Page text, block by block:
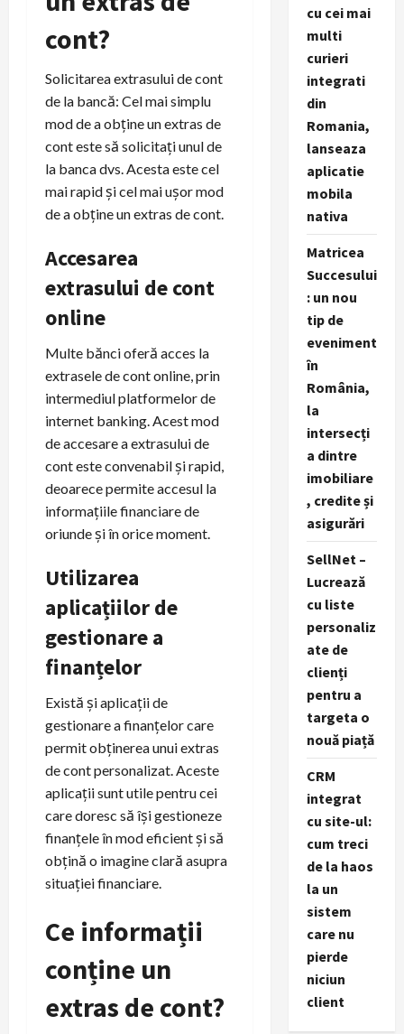
cont?
Solicitarea extrasului de cont
de la bancă: Cel mai simplu
mod de a obține un extras de
cont este să solicitați unul de
la banca dvs. Acesta este cel
mai rapid și cel mai ușor mod
de a obține un extras de cont.
Accesarea
extrasului de cont
online
Multe bănci oferă acces la
extrasele de cont online, prin
intermediul platformelor de
internet banking. Acest mod
de accesare a extrasului de
cont este convenabil și rapid,
deoarece permite accesul la
informațiile financiare de
oriunde și în orice moment.
Utilizarea
aplicațiilor de
gestionare a
finanțelor
Există și aplicații de
gestionare a finanțelor care
permit obținerea unui extras
de cont personalizat. Aceste
aplicații sunt utile pentru cei
care doresc să își gestioneze
finanțele în mod eficient și să
obțină o imagine clară asupra
situației financiare.
Ce informații
conține un
extras de cont?
cu cei mai
multi
curieri
integrati
din
Romania,
lanseaza
aplicatie
mobila
nativa
Matricea
Succesului
: un nou
tip de
eveniment
în
România,
la
intersecți
a dintre
imobiliare
, credite și
asigurări
SellNet –
Lucrează
cu liste
personaliz
ate de
clienți
pentru a
targeta o
nouă piață
CRM
integrat
cu site-ul:
cum treci
de la haos
la un
sistem
care nu
pierde
niciun
client